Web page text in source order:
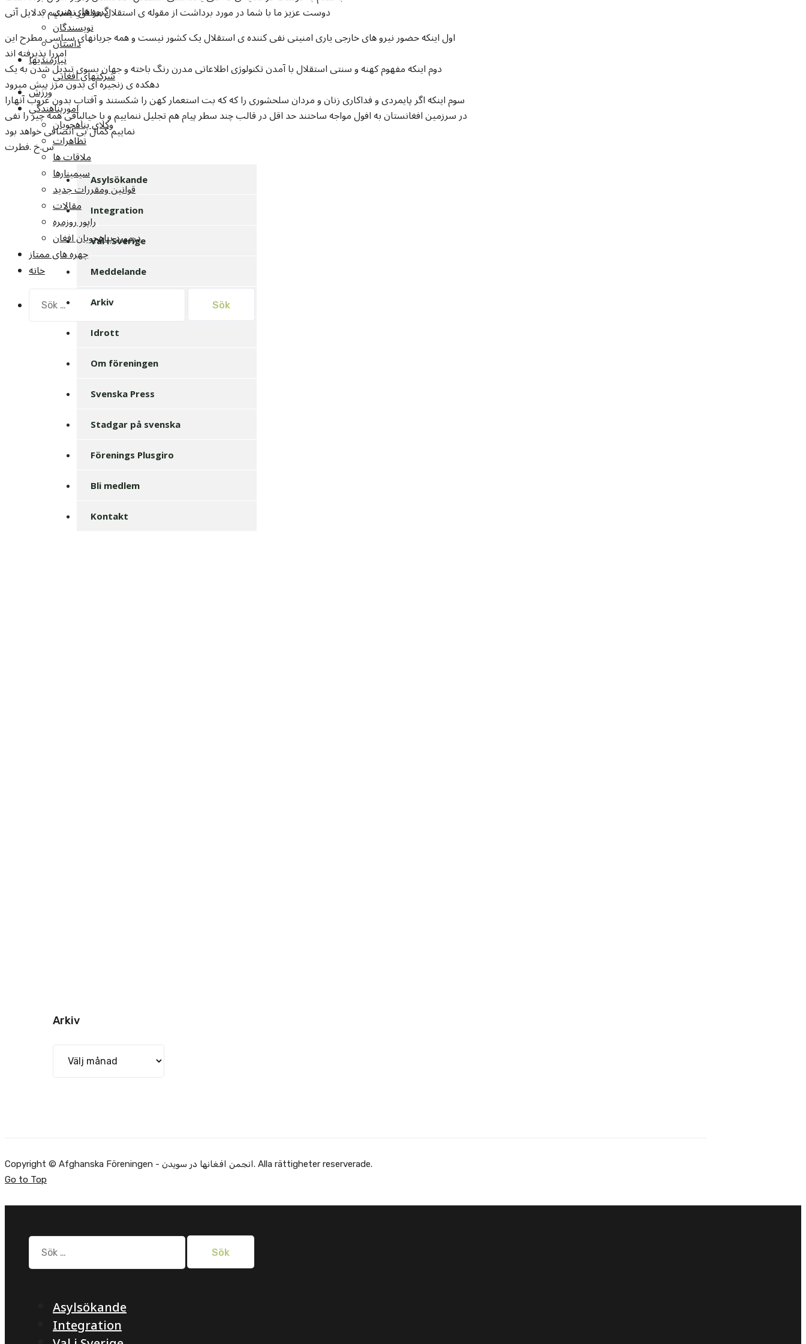
گروه هاي هنري
نويسندگان
داستان
نيازمنديها
شرکتهاي افغاني
ورزش
امورپناهندگي
وکلاي پناهجويان
تظاهرات
ملاقات ها
سيمينارها
قوانين ومقررات جديد
مقالات
راپور روزمره
درمورد پناهجويان افغان
چهره های ممتاز
خانه
efter:
دوست عزیز ما با شما در مورد برداشت از مقوله ی استقلال موافق نیستیم بدلایل آتی
اول اینکه حضور نیرو های خارجی یاری امنیتی نفی کننده ی استقلال یک کشور نیست و همه جریانهای سیاسی مطرح این
امررا پذیرفته اند
دوم اینکه مفهوم کهنه و سنتی استقلال با آمدن تکنولوژی اطلاعاتی مدرن رنگ باخته و جهان بسوی تبدیل شدن به یک
دهکده ی زنجیره ای بدون مرز پیش میرود
سوم اینکه اگر پایمردی و فداکاری زنان و مردان سلحشوری را که که بت استعمار کهن را شکستند و آفتاب بدون غروب آنهارا
در سرزمین افغانستان به افول مواجه ساختند حد اقل در قالب چند سطر پیام هم تجلیل ننماییم و با خیالبافی همه چیز را نفی
نماییم کمال بی انصافی خواهد بود
س.خ .فطرت
Asylsökande
Integration
Val i Sverige
Meddelande
Arkiv
Idrott
Om föreningen
Svenska Press
Stadgar på svenska
Förenings Plusgiro
Bli medlem
Kontakt
Arkiv
Copyright © Afghanska Föreningen - انجمن افغانها در سویدن. Alla rättigheter reserverade.
Go to Top
Sök
efter:
Asylsökande
Integration